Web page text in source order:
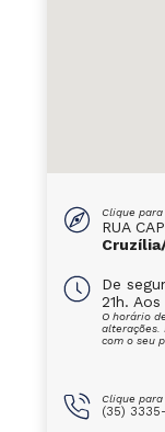
Clique
RUA
De
21h.
O horário
alterações.
com o seu
Clique
(35) 3335-